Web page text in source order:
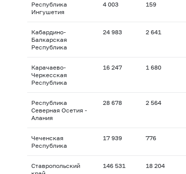
Республика
Ингушетия
4 003 159
Кабардино-
Балкарская
Республика
24 983 2 641
Карачаево-
Черкесская
Республика
16 247 1 680
Республика
Северная Осетия -
Алания
28 678 2 564
Чеченская
Республика
17 939 776
Ставропольский
146 531 18 204